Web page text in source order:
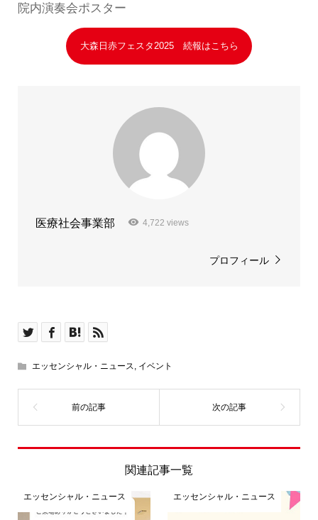
院内演奏会ポスター
大森日赤フェスタ2025 続報はこちら
医療社会事業部 4,722 views
プロフィール
エッセンシャル・ニュース, イベント
関連記事一覧
エッセンシャル・ニュース エッセンシャル・ニュース